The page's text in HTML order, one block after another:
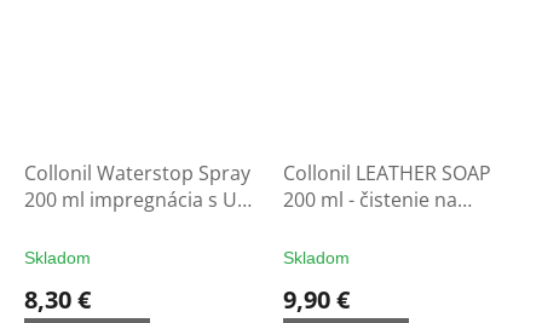
Collonil Waterstop Spray
200 ml impregnácia s UV
rukavice
Skladom
8,30 €
Collonil LEATHER SOAP
200 ml - čistenie na
Skladom
9,90 €